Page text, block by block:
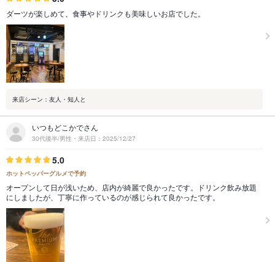
ダーツが楽しめて、食事やドリンクも美味しいお店でした。
来店シーン：友人・知人と
いつもどこかでさん
30代後半/男性・来店日：2025/12/27
5.0
ホットペッパーグルメで予約
オープンして日が浅いため、店内が綺麗で良かったです。ドリンク飲み放題
にしましたが、丁寧に作っているのが感じられて良かったです。